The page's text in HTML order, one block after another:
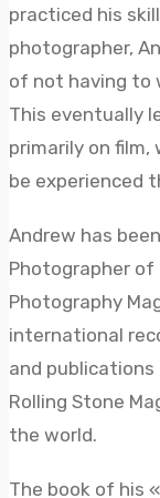
practiced his
photographer,
of not having to
This eventually
primarily on
be experienced
Andrew has
Photographer of
Photography
international
and publications
Rolling Stone
the world.
The book of his